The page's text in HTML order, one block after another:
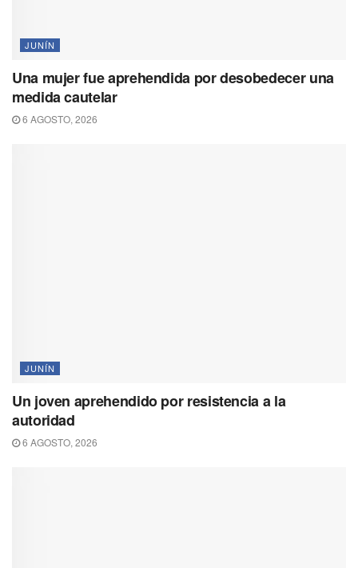
JUNÍN
Una mujer fue aprehendida por desobedecer una
medida cautelar
6 AGOSTO, 2026
JUNÍN
Un joven aprehendido por resistencia a la
autoridad
6 AGOSTO, 2026